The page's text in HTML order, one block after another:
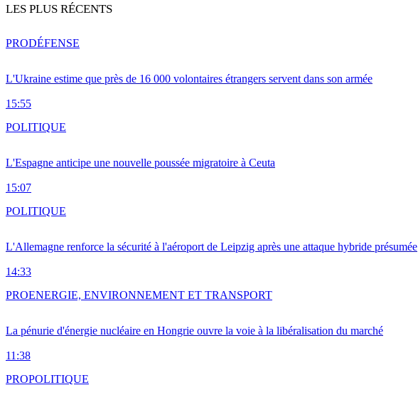
LES PLUS RÉCENTS
L'Ukraine estime que près de 16 000 volontaires étrangers servent dans son armée
15:55
PRODÉFENSE
L'Espagne anticipe une nouvelle poussée migratoire à Ceuta
15:07
POLITIQUE
L'Allemagne renforce la sécurité à l'aéroport de Leipzig après une attaque hybride présumée
14:33
POLITIQUE
La pénurie d'énergie nucléaire en Hongrie ouvre la voie à la libéralisation du marché
11:38
PROENERGIE, ENVIRONNEMENT ET TRANSPORT
PROPOLITIQUE